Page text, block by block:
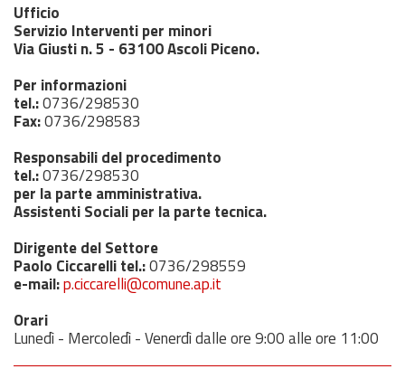
Ufficio
Servizio Interventi per minori
Via Giusti n. 5 - 63100 Ascoli Piceno.
Per informazioni
tel.:0736/298530
Fax:0736/298583
Responsabili del procedimento
tel.:0736/298530
per la parte amministrativa.
Assistenti Sociali per la parte tecnica.
Dirigente del Settore
Paolo Ciccarellitel.:0736/298559
e-mail:p.ciccarelli@comune.ap.it
Orari
Lunedì - Mercoledì - Venerdì dalle ore 9:00 alle ore 11:00